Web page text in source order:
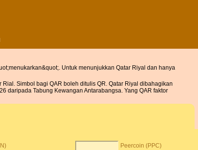
Untuk menunjukkan Qatar Riyal dan hanya
Simbol bagi QAR boleh ditulis QR. Qatar Riyal dibahagikan
daripada Tabung Kewangan Antarabangsa. Yang QAR faktor
Peercoin (PPC)